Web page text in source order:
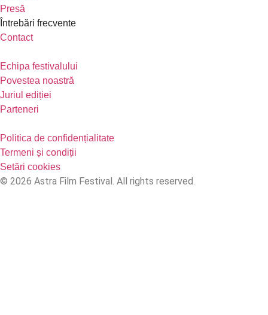
Presă
Întrebări frecvente
Contact
Echipa festivalului
Povestea noastră
Juriul ediției
Parteneri
Politica de confidențialitate
Termeni și condiții
Setări cookies
© 2026 Astra Film Festival. All rights reserved.